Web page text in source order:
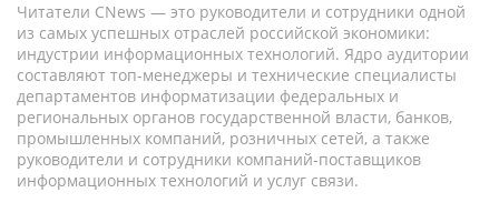
Читатели CNews — это руководители и сотрудники одной
из самых успешных отраслей российской экономики:
индустрии информационных технологий. Ядро аудитории
составляют топ-менеджеры и технические специалисты
департаментов информатизации федеральных и
региональных органов государственной власти, банков,
промышленных компаний, розничных сетей, а также
руководители и сотрудники компаний-поставщиков
информационных технологий и услуг связи.